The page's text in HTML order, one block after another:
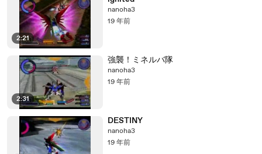
2:21
nanoha3
19 年前
2:31
強襲！ミネルバ隊
nanoha3
19 年前
DESTINY
nanoha3
19 年前